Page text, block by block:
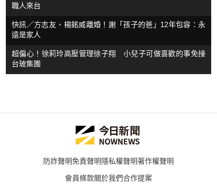
職人來台
快訊／方志友、楊銘威離婚！謝「孩子的爸」12年包容：永
遠是家人
超偏心！徐莉玲高壓管理徐子翔 小兒子可做喜歡的事免接
台玻集團
防詐聲明免責聲明隱私權聲明著作權聲明
會員條款關於我們合作提案